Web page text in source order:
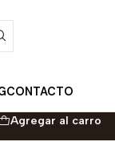
CONTACTO
600ml
Agregar al carro